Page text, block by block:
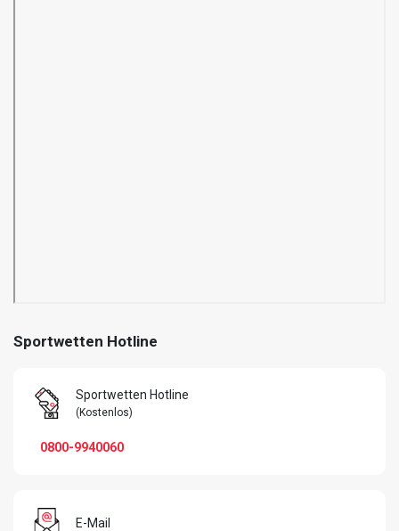
Sportwetten Hotline
Sportwetten Hotline
(Kostenlos)
0800-9940060
E-Mail